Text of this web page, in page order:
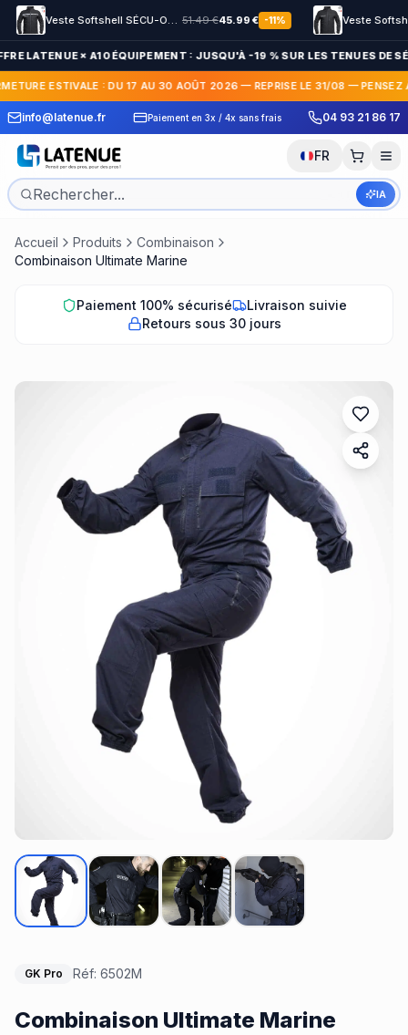
Veste Softshell SÉCU-ONE HV-TAPE Sécurité Privée noir 51.49 €45.99€ -11%
LATENUE × A10 ÉQUIPEMENT : JUSQU'À -19 % SUR LES TENUES DE
ESTIVALE : DU 17 AU 30 AOÛT 2026 — REPRISE LE 31/08 — PENSEZ
info@latenue.fr
en France et
Paiement en 3x / 4x sans frais
30 jours pour
04 93 21 86 17
FR
IA
Accueil Produits
Combinaison
Combinaison Ultimate Marine
Paiement 100% sécurisé
Livraison suivie
Retours sous 30 jours
GK Pro Réf: 6502M
Combinaison Ultimate Marine